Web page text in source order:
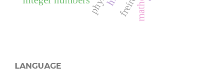
freire
LANGUAGE